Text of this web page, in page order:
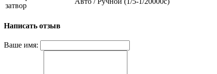
затвор
Написать отзыв
Ваше имя: